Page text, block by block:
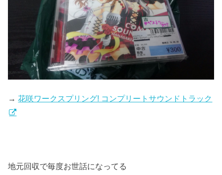
→花咲ワークスプリング! コンプリートサウンドトラック
地元回収で毎度お世話になってる